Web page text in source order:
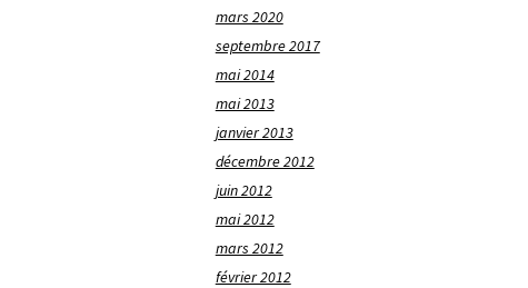
mars 2020
septembre 2017
mai 2014
mai 2013
janvier 2013
décembre 2012
juin 2012
mai 2012
mars 2012
février 2012